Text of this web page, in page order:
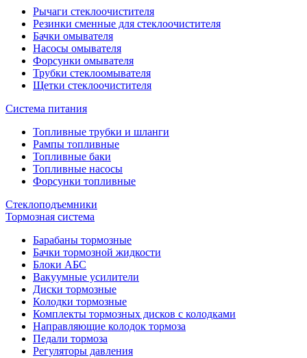
Рычаги стеклоочистителя
Резинки сменные для стеклоочистителя
Бачки омывателя
Насосы омывателя
Форсунки омывателя
Трубки стеклоомывателя
Щетки стеклоочистителя
Система питания
Топливные трубки и шланги
Рампы топливные
Топливные баки
Топливные насосы
Форсунки топливные
Стеклоподъемники
Тормозная система
Барабаны тормозные
Бачки тормозной жидкости
Блоки АБС
Вакуумные усилители
Диски тормозные
Колодки тормозные
Комплекты тормозных дисков с колодками
Направляющие колодок тормоза
Педали тормоза
Регуляторы давления